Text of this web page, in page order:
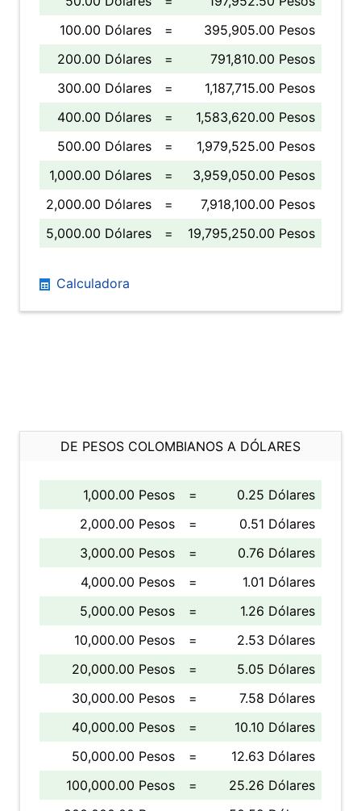
100.00 Dólares
=
395,905.00 Pesos
200.00 Dólares
=
791,810.00 Pesos
300.00 Dólares
=
1,187,715.00 Pesos
400.00 Dólares
=
1,583,620.00 Pesos
500.00 Dólares
=
1,979,525.00 Pesos
1,000.00 Dólares
=
3,959,050.00 Pesos
2,000.00 Dólares
=
7,918,100.00 Pesos
5,000.00 Dólares
= 19,795,250.00 Pesos
Calculadora
DE PESOS COLOMBIANOS A DÓLARES
1,000.00 Pesos =
0.25 Dólares
2,000.00 Pesos
=
0.51 Dólares
3,000.00 Pesos
=
0.76 Dólares
4,000.00 Pesos
=
1.01 Dólares
5,000.00 Pesos
=
1.26 Dólares
10,000.00 Pesos
=
2.53 Dólares
20,000.00 Pesos
=
5.05 Dólares
30,000.00 Pesos
=
7.58 Dólares
40,000.00 Pesos
=
10.10 Dólares
50,000.00 Pesos
=
12.63 Dólares
100,000.00 Pesos
=
25.26 Dólares